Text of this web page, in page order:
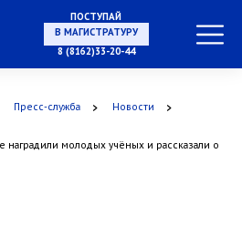
ПОСТУПАЙ
В МАГИСТРАТУРУ
8 (8162)33-20-44
Пресс-служба Новости
наградили молодых учёных и рассказали о